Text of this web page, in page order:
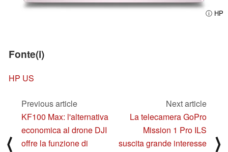
ⓘ HP
Fonte(i)
HP US
⟨
Previous article
KF100 Max: l'alternativa
economica al drone DJI
offre la funzione di
Next article
La telecamera GoPro
Mission 1 Pro ILS
suscita grande interesse
⟩